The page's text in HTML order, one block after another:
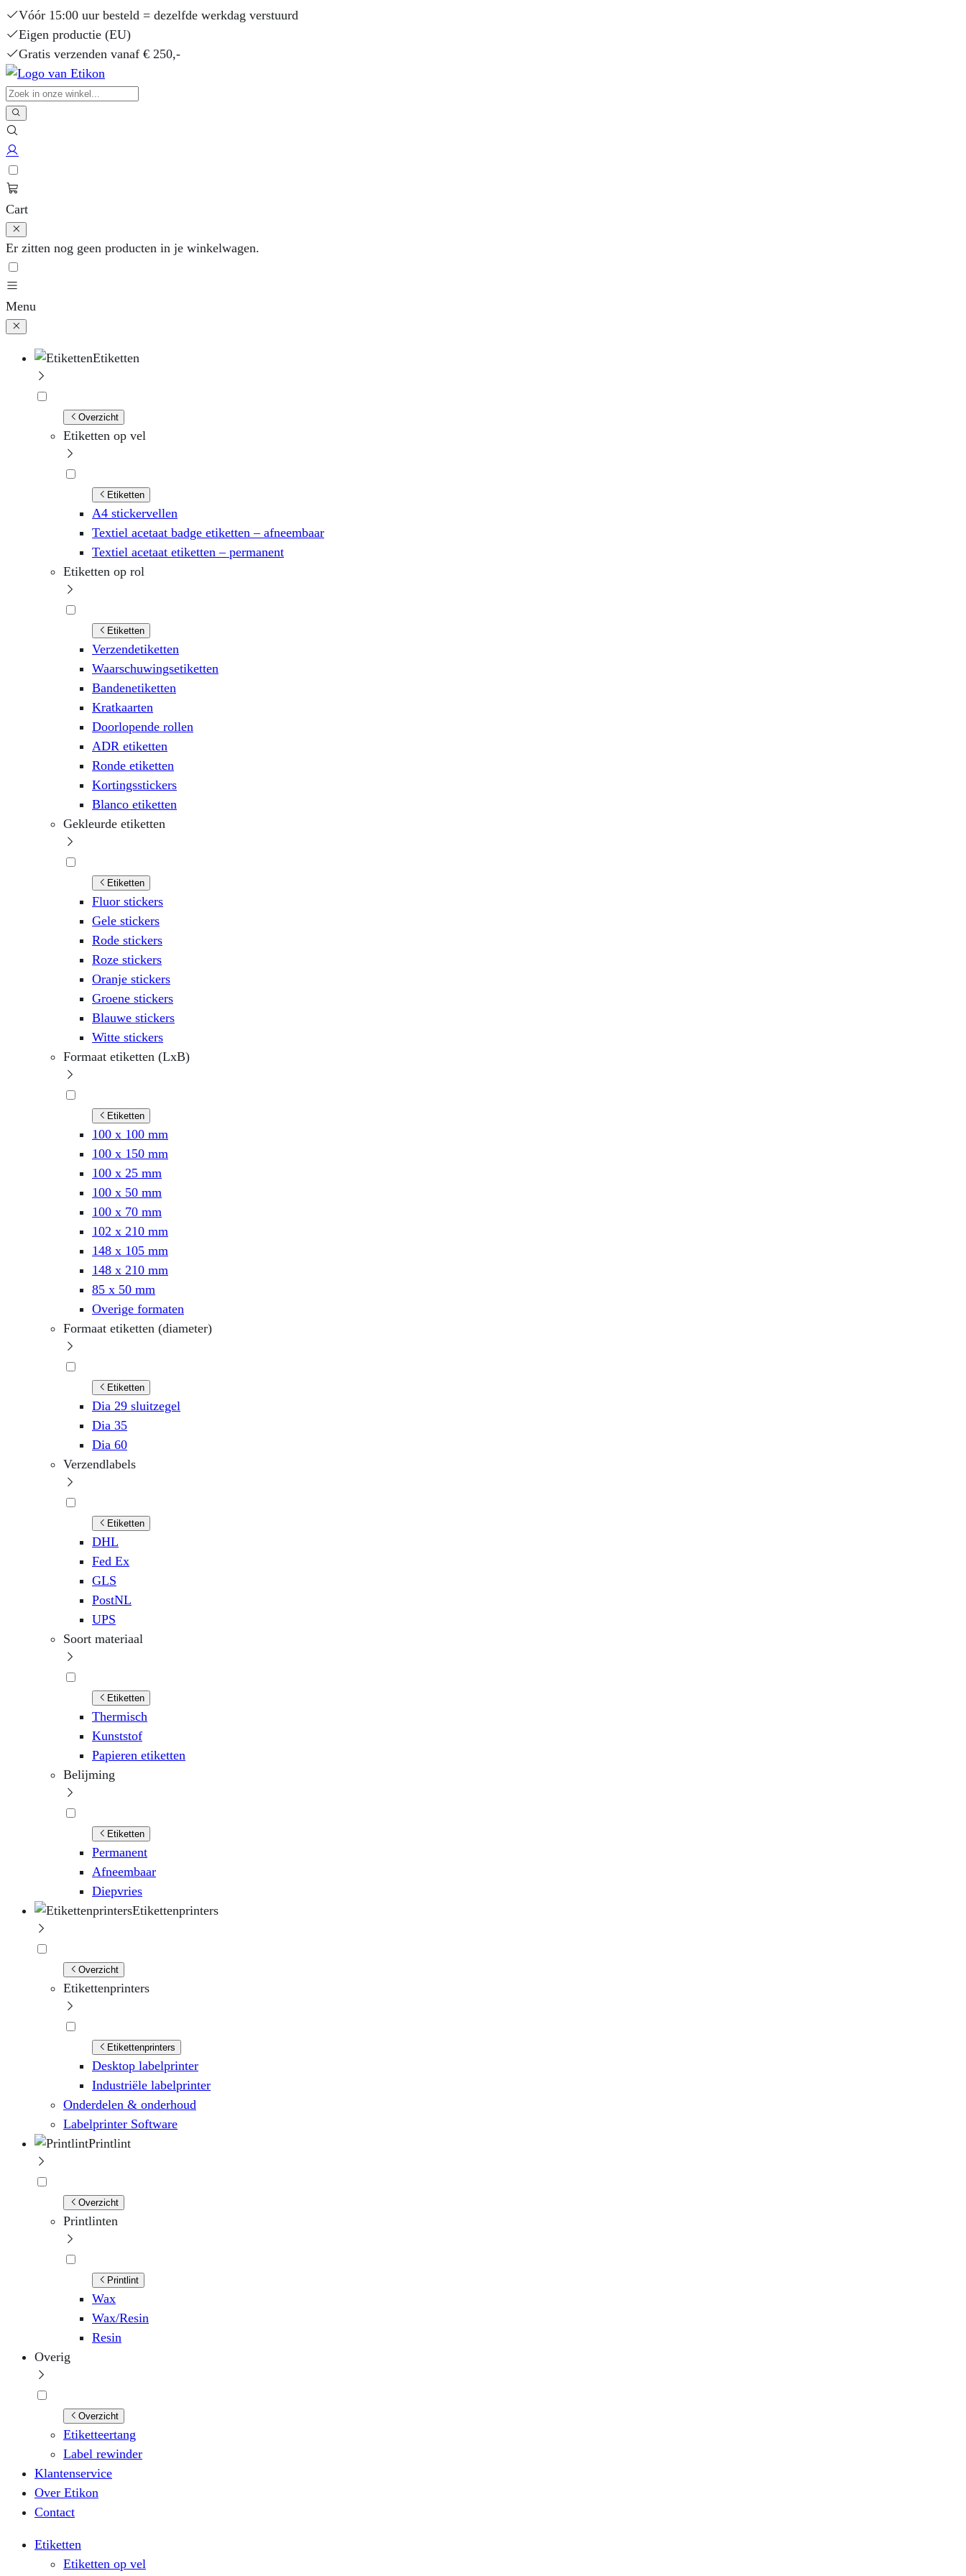
Vóór 15:00 uur besteld = dezelfde werkdag verstuurd
Eigen productie (EU)
Gratis verzenden vanaf € 250,-
Cart
Er zitten nog geen producten in je winkelwagen.
Menu
Etiketten
Overzicht
Etiketten op vel
Etiketten
A4 stickervellen
Textiel acetaat badge etiketten – afneembaar
Textiel acetaat etiketten – permanent
Etiketten op rol
Etiketten
Verzendetiketten
Waarschuwingsetiketten
Bandenetiketten
Kratkaarten
Doorlopende rollen
ADR etiketten
Ronde etiketten
Kortingsstickers
Blanco etiketten
Gekleurde etiketten
Etiketten
Fluor stickers
Gele stickers
Rode stickers
Roze stickers
Oranje stickers
Groene stickers
Blauwe stickers
Witte stickers
Formaat etiketten (LxB)
Etiketten
100 x 100 mm
100 x 150 mm
100 x 25 mm
100 x 50 mm
100 x 70 mm
102 x 210 mm
148 x 105 mm
148 x 210 mm
85 x 50 mm
Overige formaten
Formaat etiketten (diameter)
Etiketten
Dia 29 sluitzegel
Dia 35
Dia 60
Verzendlabels
Etiketten
DHL
Fed Ex
GLS
PostNL
UPS
Soort materiaal
Etiketten
Thermisch
Kunststof
Papieren etiketten
Belijming
Etiketten
Permanent
Afneembaar
Diepvries
Etikettenprinters
Overzicht
Etikettenprinters
Etikettenprinters
Desktop labelprinter
Industriële labelprinter
Onderdelen & onderhoud
Labelprinter Software
Printlint
Overzicht
Printlinten
Printlint
Wax
Wax/Resin
Resin
Overig
Overzicht
Etiketteertang
Label rewinder
Klantenservice
Over Etikon
Contact
Etiketten
Etiketten op vel